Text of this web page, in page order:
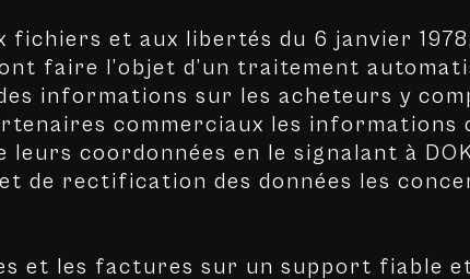
et aux libertés du 6 janvier
faire l’objet d’un traitement
informations sur les acheteurs y
commerciaux les informations
coordonnées en le signalant à
de rectification des données les
et les factures sur un support fiable